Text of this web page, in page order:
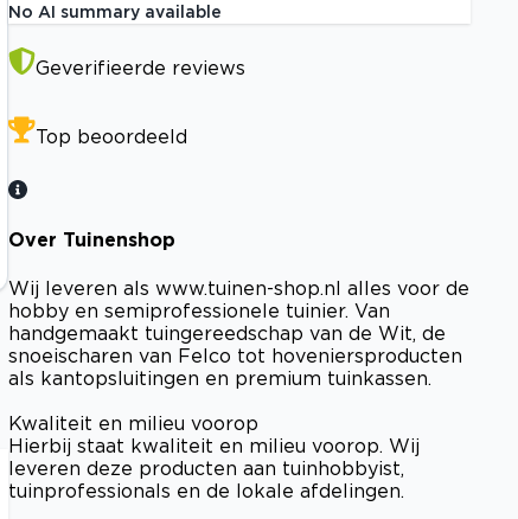
No AI summary available
Geverifieerde reviews
Top beoordeeld
Over Tuinenshop
Wij leveren als www.tuinen-shop.nl alles voor de
hobby en semiprofessionele tuinier. Van
handgemaakt tuingereedschap van de Wit, de
snoeischaren van Felco tot hoveniersproducten
als kantopsluitingen en premium tuinkassen.
Kwaliteit en milieu voorop
Hierbij staat kwaliteit en milieu voorop. Wij
leveren deze producten aan tuinhobbyist,
tuinprofessionals en de lokale afdelingen.